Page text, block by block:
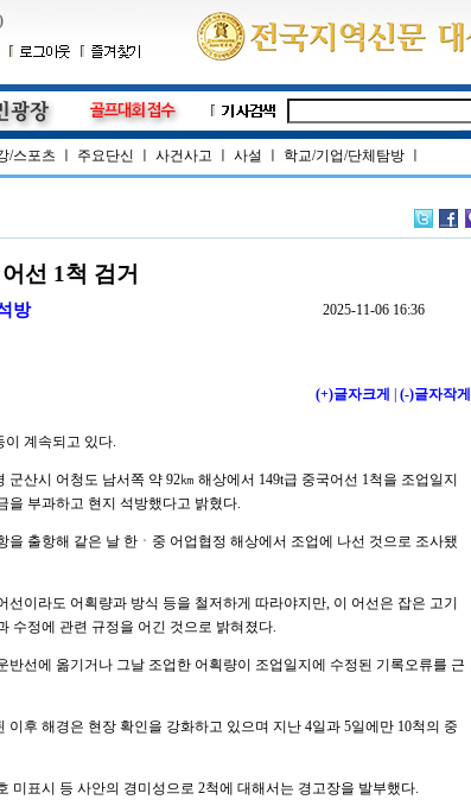
/스포츠 주요단신 사건사고 사설 학교/기업/단체탐방
선 1척 검거
방 2025-11-06 16:36
(+)글자크게 (-)글자작게
이 계속되고 있다.
산시 어청도 남서쪽 약 92㎞ 해상에서 149t급 중국어선 1척을 조업일지
을 부과하고 현지 석방했다고 밝혔다.
을 출항해 같은 날 한ㆍ중 어업협정 해상에서 조업에 나선 것으로 조사됐
이라도 어획량과 방식 등을 철저하게 따라야지만, 이 어선은 잡은 고기
수정에 관련 규정을 어긴 것으로 밝혀졌다.
반선에 옮기거나 그날 조업한 어획량이 조업일지에 수정된 기록오류를 근
후 해경은 현장 확인을 강화하고 있으며 지난 4일과 5일에만 10척의 중
미표시 등 사안의 경미성으로 2척에 대해서는 경고장을 발부했다.